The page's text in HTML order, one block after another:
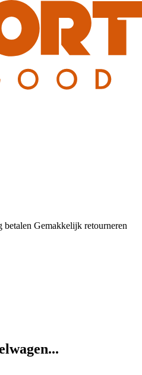
betalen Gemakkelijk retourneren